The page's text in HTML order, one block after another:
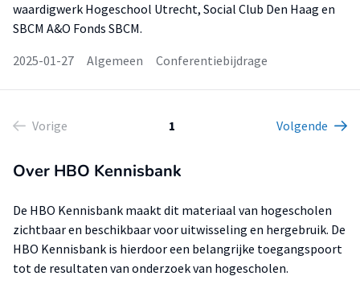
waardigwerk Hogeschool Utrecht, Social Club Den Haag en
SBCM A&O Fonds SBCM.
2025-01-27
Algemeen Conferentiebijdrage
Vorige 1 Volgende
Over HBO Kennisbank
De HBO Kennisbank maakt dit materiaal van hogescholen
zichtbaar en beschikbaar voor uitwisseling en hergebruik. De
HBO Kennisbank is hierdoor een belangrijke toegangspoort
tot de resultaten van onderzoek van hogescholen.